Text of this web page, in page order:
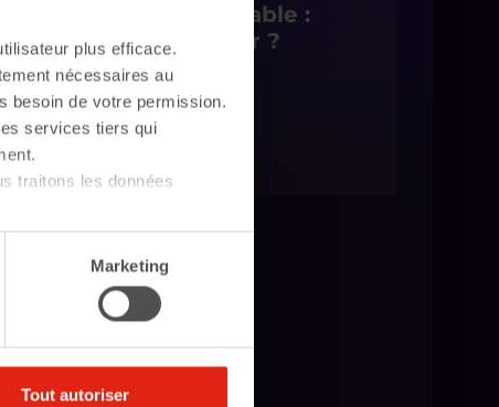
plus efficace.
nécessaires au
besoin de votre permission.
services tiers qui
traitons les données
Marketing
Tout autoriser
Développement durable :
pourquoi y participer ?
7 heures